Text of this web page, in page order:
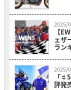
2025/
【
ェザ
ラン
2025/
「♯5 F.C.C. TSR Honda France」 チームグッズ好
評発